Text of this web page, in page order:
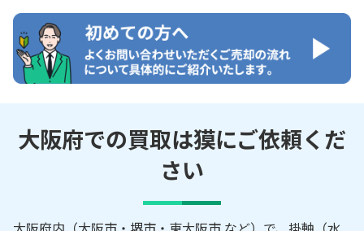
大阪府での買取は獏にご依頼くだ
さい